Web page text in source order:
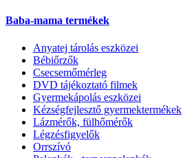
Baba-mama termékek
Anyatej tárolás eszközei
Bébiőrzők
Csecsemőmérleg
DVD tájékoztató filmek
Gyermekápolás eszközei
Kézségfejlesztő gyermektermékek
Lázmérők, fülhőmérők
Légzésfigyelők
Orrszívó